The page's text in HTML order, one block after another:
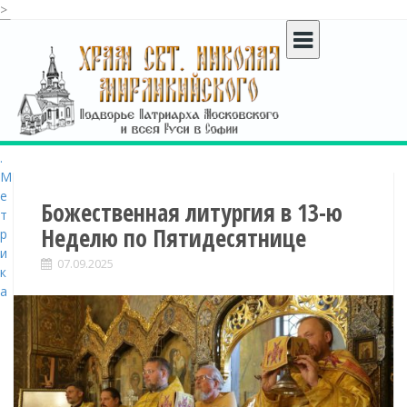
>
c
o
n
t
e
n
t
Божественная литургия в 13-ю
Неделю по Пятидесятнице
07.09.2025